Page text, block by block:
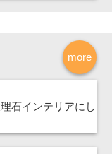
more
石インテリアにし